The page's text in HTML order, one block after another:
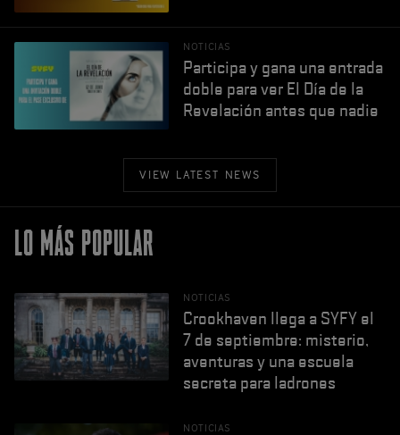
NOTICIAS
Participa y gana una entrada
doble para ver El Día de la
Revelación antes que nadie
VIEW LATEST NEWS
LO MÁS POPULAR
NOTICIAS
Crookhaven llega a SYFY el
7 de septiembre: misterio,
aventuras y una escuela
secreta para ladrones
NOTICIAS